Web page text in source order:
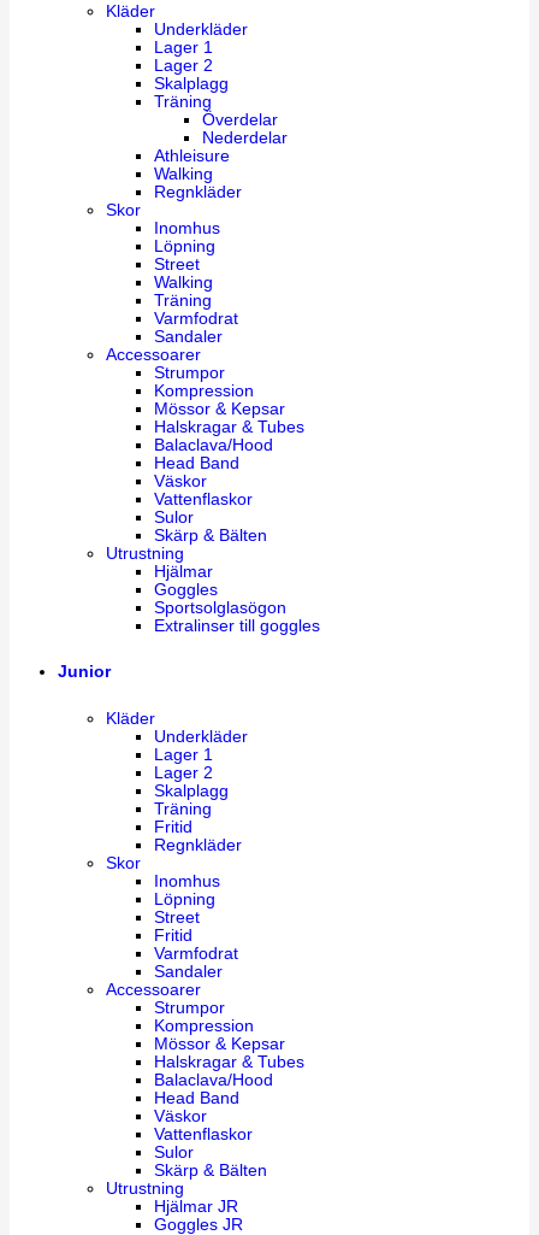
Kläder
Underkläder
Lager 1
Lager 2
Skalplagg
Träning
Överdelar
Nederdelar
Athleisure
Walking
Regnkläder
Skor
Inomhus
Löpning
Street
Walking
Träning
Varmfodrat
Sandaler
Accessoarer
Strumpor
Kompression
Mössor & Kepsar
Halskragar & Tubes
Balaclava/Hood
Head Band
Väskor
Vattenflaskor
Sulor
Skärp & Bälten
Utrustning
Hjälmar
Goggles
Sportsolglasögon
Extralinser till goggles
Junior
Kläder
Underkläder
Lager 1
Lager 2
Skalplagg
Träning
Fritid
Regnkläder
Skor
Inomhus
Löpning
Street
Fritid
Varmfodrat
Sandaler
Accessoarer
Strumpor
Kompression
Mössor & Kepsar
Halskragar & Tubes
Balaclava/Hood
Head Band
Väskor
Vattenflaskor
Sulor
Skärp & Bälten
Utrustning
Hjälmar JR
Goggles JR